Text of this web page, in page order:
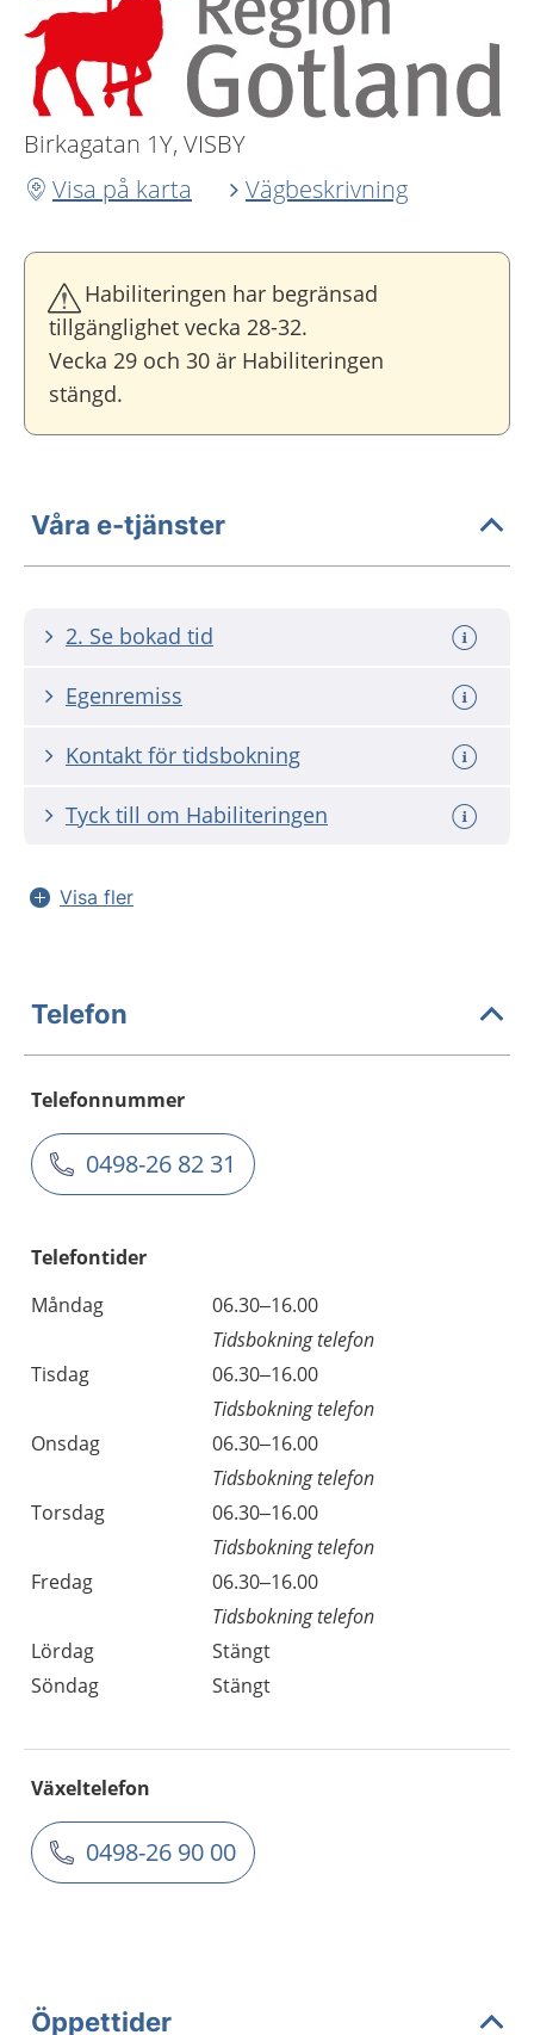
Birkagatan 1Y, VISBY
Visa på karta
Vägbeskrivning
Habiliteringen har begränsad
tillgänglighet vecka 28-32.
Vecka 29 och 30 är Habiliteringen
stängd.
Våra e-tjänster
2. Se bokad tid
Egenremiss
Kontakt för tidsbokning
Tyck till om Habiliteringen
Visa fler
Telefon
Telefonnummer
0498-26 82 31
Telefontider
Måndag
06.30–16.00
Tidsbokning telefon
Tisdag
06.30–16.00
Tidsbokning telefon
Onsdag
06.30–16.00
Tidsbokning telefon
Torsdag
06.30–16.00
Tidsbokning telefon
Fredag
06.30–16.00
Tidsbokning telefon
Lördag
Stängt
Söndag
Stängt
Växeltelefon
0498-26 90 00
Öppettider